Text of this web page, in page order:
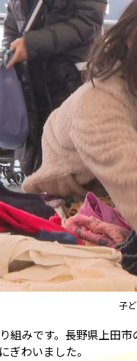
子
組みです。長野県上田
ぎわいました。